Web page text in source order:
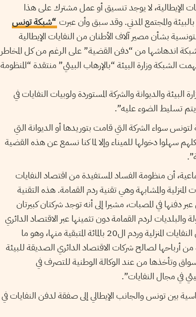
الإيطالية، لا يوجد تنسيق أو عمل مشترك على هذا
بالبيئة والمجتمع المدني. وقد سبق وأن عبرت “شبكة تونس
بشأن مصير آلاف الأطنان من النفايات الإيطالية
اندهاشها من “دفن القضية” على الرغم من كل المخاطر
وزارة البيئة “بالإرهاب البيئي” منتقدة “المنظومة
والديوانة والشركة المستوردة ولوبيات النفايات في
تسليط الضوء عليه”.
سواء الشركة التي قامت بتوريدها أو الديوانة التي
سهلوا دخولها للميناء وإلا لما كنا نسمع عن هذه القضية
أن منظومة الفساد المستفيدة من اقتصاد النفايات
والمشابهة وهي تقنية ردم القمامة. هذه التقنية
في المصبات، مشيرا إلى أنه توجد شركتان كبيرتان
لردم القمامة دون تثمينها عبر الاقتصاد الدائري
الذي يتم فيه إعادة رسكلة وتدوير ما نسبته 80 بالمائة من النفايات المنزلية وردم ال20 بالمائة المتبقية منها، وهو ما
لصالح شركات الاقتصاد الدائري الصديقة للبيئة
وتأخذها من عند الوكالة الوطنية للتصرف في
بين تونس والجانب الإيطالي إلى صفقة لدفن النفايات في